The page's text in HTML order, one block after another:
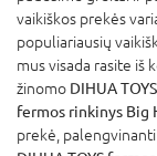
vaikiškos prekės
populiariausių
mus visada rasite iš
žinomo DIHUA TOYS
fermos rinkinys Big
prekė,